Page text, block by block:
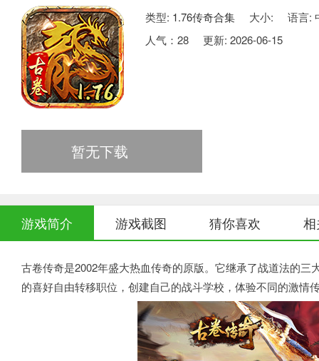
类型: 1.76传奇合集 大小:
语言:
人气： 28 更新: 2026-06-15
暂无下载
游戏简介 游戏截图 猜你喜欢
古卷传奇是2002年盛大热血传奇的原版。它继承了战道法的
的喜好自由转移职位，创建自己的战斗学校，体验不同的激情